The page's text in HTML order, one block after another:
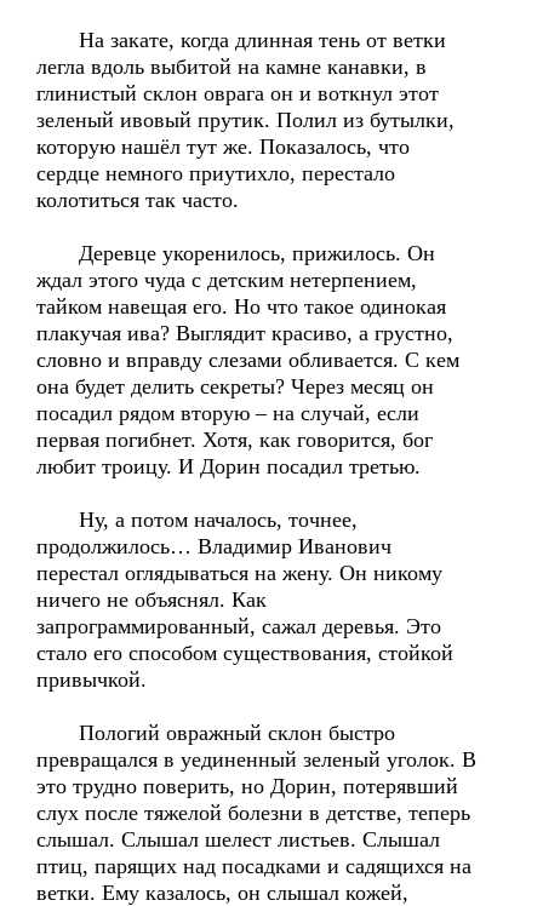
На закате, когда длинная тень от ветки
легла вдоль выбитой на камне канавки, в
глинистый склон оврага он и воткнул этот
зеленый ивовый прутик. Полил из бутылки,
которую нашёл тут же. Показалось, что
сердце немного приутихло, перестало
колотиться так часто.
Деревце укоренилось, прижилось. Он
ждал этого чуда с детским нетерпением,
тайком навещая его. Но что такое одинокая
плакучая ива? Выглядит красиво, а грустно,
словно и вправду слезами обливается. С кем
она будет делить секреты? Через месяц он
посадил рядом вторую – на случай, если
первая погибнет. Хотя, как говорится, бог
любит троицу. И Дорин посадил третью.
Ну, а потом началось, точнее,
продолжилось… Владимир Иванович
перестал оглядываться на жену. Он никому
ничего не объяснял. Как
запрограммированный, сажал деревья. Это
стало его способом существования, стойкой
привычкой.
Пологий овражный склон быстро
превращался в уединенный зеленый уголок. В
это трудно поверить, но Дорин, потерявший
слух после тяжелой болезни в детстве, теперь
слышал. Слышал шелест листьев. Слышал
птиц, парящих над посадками и садящихся на
ветки. Ему казалось, он слышал кожей,